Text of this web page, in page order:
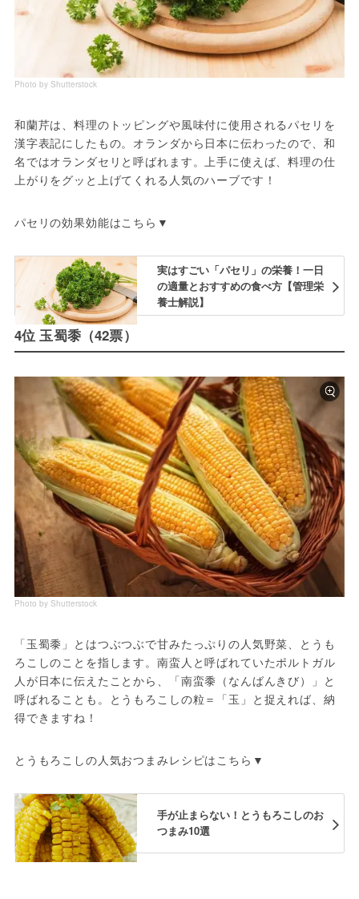
Photo by Shutterstock
和蘭芹は、料理のトッピングや風味付に使用されるパセリを
漢字表記にしたもの。オランダから日本に伝わったので、和
名ではオランダセリと呼ばれます。上手に使えば、料理の仕
上がりをグッと上げてくれる人気のハーブです！
パセリの効果効能はこちら▼
実はすごい「パセリ」の栄養！一日
の適量とおすすめの食べ方【管理栄
養士解説】
4位 玉蜀黍（42票）
Photo by Shutterstock
「玉蜀黍」とはつぶつぶで甘みたっぷりの人気野菜、とうも
ろこしのことを指します。南蛮人と呼ばれていたポルトガル
人が日本に伝えたことから、「南蛮黍（なんばんきび）」と
呼ばれることも。とうもろこしの粒＝「玉」と捉えれば、納
得できますね！
とうもろこしの人気おつまみレシピはこちら▼
手が止まらない！とうもろこしのお
つまみ10選